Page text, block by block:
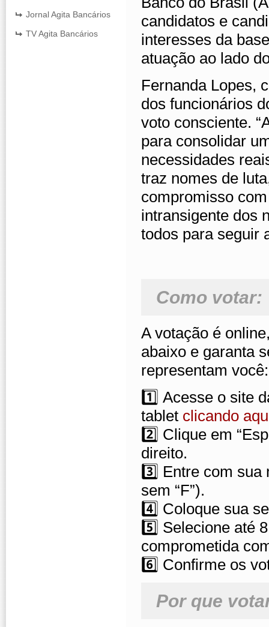
Jornal Agita Bancários
TV Agita Bancários
candidatos e
interesses da
atuação ao lado
Fernanda Lopes,
dos funcionários
voto consciente.
para consolidar
necessidades
traz nomes de
compromisso
intransigente dos
todos para seguir
Como votar:
A votação é
abaixo e garanta
representam você:
1️⃣ Acesse o site
tablet clicando
2️⃣ Clique em
direito.
3️⃣ Entre com
sem “F”).
4️⃣ Coloque sua
5️⃣ Selecione até
comprometida
6️⃣ Confirme os
Por que